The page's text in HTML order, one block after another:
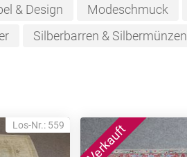
& Design Modeschmuck
Silberbarren & Silbermünzen
Los-Nr.: 559